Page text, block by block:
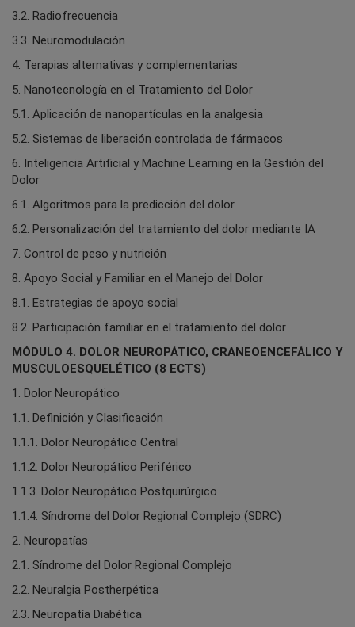
3.2. Radiofrecuencia
3.3. Neuromodulación
4. Terapias alternativas y complementarias
5. Nanotecnología en el Tratamiento del Dolor
5.1. Aplicación de nanopartículas en la analgesia
5.2. Sistemas de liberación controlada de fármacos
6. Inteligencia Artificial y Machine Learning en la Gestión del
Dolor
6.1. Algoritmos para la predicción del dolor
6.2. Personalización del tratamiento del dolor mediante IA
7. Control de peso y nutrición
8. Apoyo Social y Familiar en el Manejo del Dolor
8.1. Estrategias de apoyo social
8.2. Participación familiar en el tratamiento del dolor
MÓDULO 4. DOLOR NEUROPÁTICO, CRANEOENCEFÁLICO Y
MUSCULOESQUELÉTICO (8 ECTS)
1. Dolor Neuropático
1.1. Definición y Clasificación
1.1.1. Dolor Neuropático Central
1.1.2. Dolor Neuropático Periférico
1.1.3. Dolor Neuropático Postquirúrgico
1.1.4. Síndrome del Dolor Regional Complejo (SDRC)
2. Neuropatías
2.1. Síndrome del Dolor Regional Complejo
2.2. Neuralgia Postherpética
2.3. Neuropatía Diabética